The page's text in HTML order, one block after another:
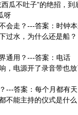
瓜不吐子”的绝招，
呀
会走？---答案：时钟
过水，为什么还是船
通用？---答案：电话
，电源开了录音带也
---答案：每个月都有天
不能主持的仪式是什